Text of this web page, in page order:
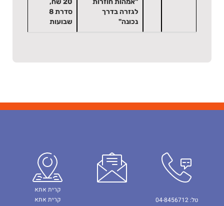
"אמהות חוזרות
לגזרה בדרך
נכונה"
20 שח,
סדרת 8
שבועות
טל: 04-8456712
קרית אתא
קרית אתא